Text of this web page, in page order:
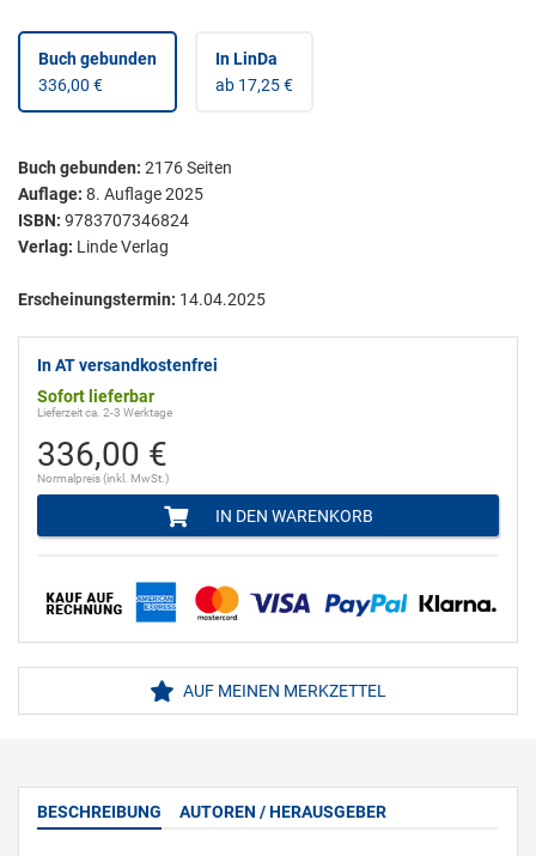
Buch gebunden
336,00 €
In LinDa
ab 17,25 €
Buch gebunden: 2176Seiten
Auflage: 8. Auflage 2025
ISBN: 9783707346824
Verlag: Linde Verlag
Erscheinungstermin: 14.04.2025
In AT versandkostenfrei
Sofort lieferbar
Lieferzeit ca. 2-3 Werktage
336,00 €
Normalpreis (inkl. MwSt.)
IN DEN WARENKORB
AUF MEINEN MERKZETTEL
BESCHREIBUNG AUTOREN / HERAUSGEBER